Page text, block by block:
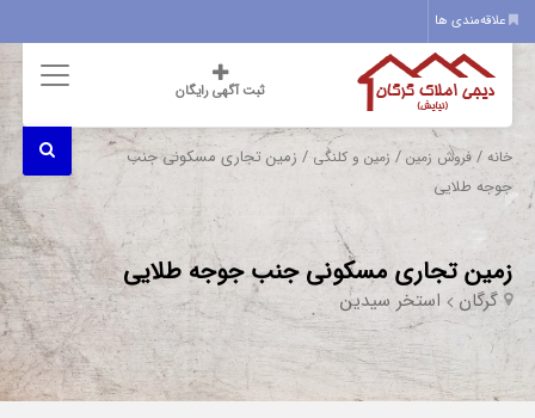
علاقه‌مندی ها
ثبت آگهی رایگان
خانه /فروش زمین / زمین و کلنگی/ زمین تجاری مسکونی جنب
جوجه طلایی
زمین تجاری مسکونی جنب جوجه طلایی
گرگان استخر سیدین